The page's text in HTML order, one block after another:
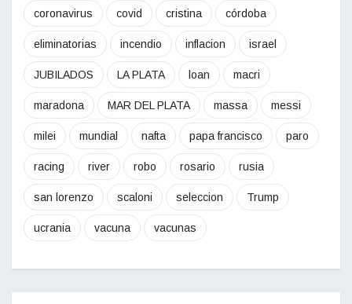
coronavirus covid cristina córdoba
eliminatorias incendio inflacion israel
JUBILADOS LA PLATA loan macri
maradona MAR DEL PLATA massa messi
milei mundial nafta papa francisco paro
racing river robo rosario rusia
san lorenzo scaloni seleccion Trump
ucrania vacuna vacunas